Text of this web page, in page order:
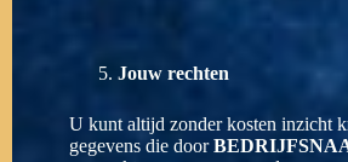
Jouw rechten
U kunt altijd zonder kosten inzicht
gegevens die door